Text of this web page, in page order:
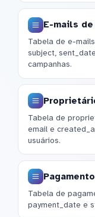
E-mails
Tabela de e-
subject,
campanhas.
Tabela de
email e
usuários.
Tabela de
payment_date e